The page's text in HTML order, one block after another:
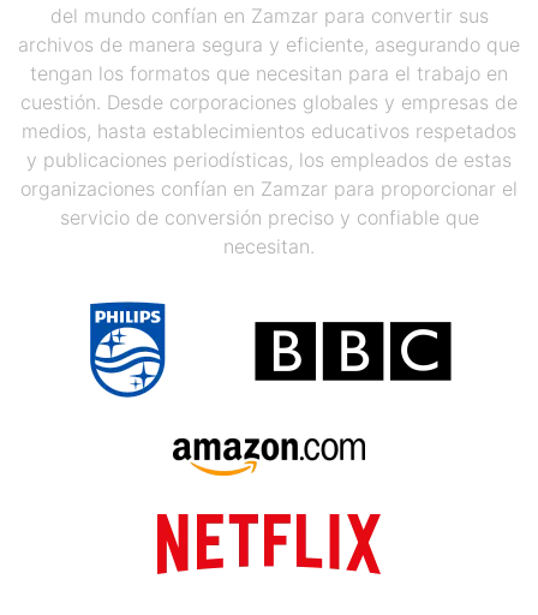
del mundo confían en Zamzar para convertir sus
archivos de manera segura y eficiente, asegurando que
tengan los formatos que necesitan para el trabajo en
cuestión. Desde corporaciones globales y empresas de
medios, hasta establecimientos educativos respetados
y publicaciones periodísticas, los empleados de estas
organizaciones confían en Zamzar para proporcionar el
servicio de conversión preciso y confiable que
necesitan.